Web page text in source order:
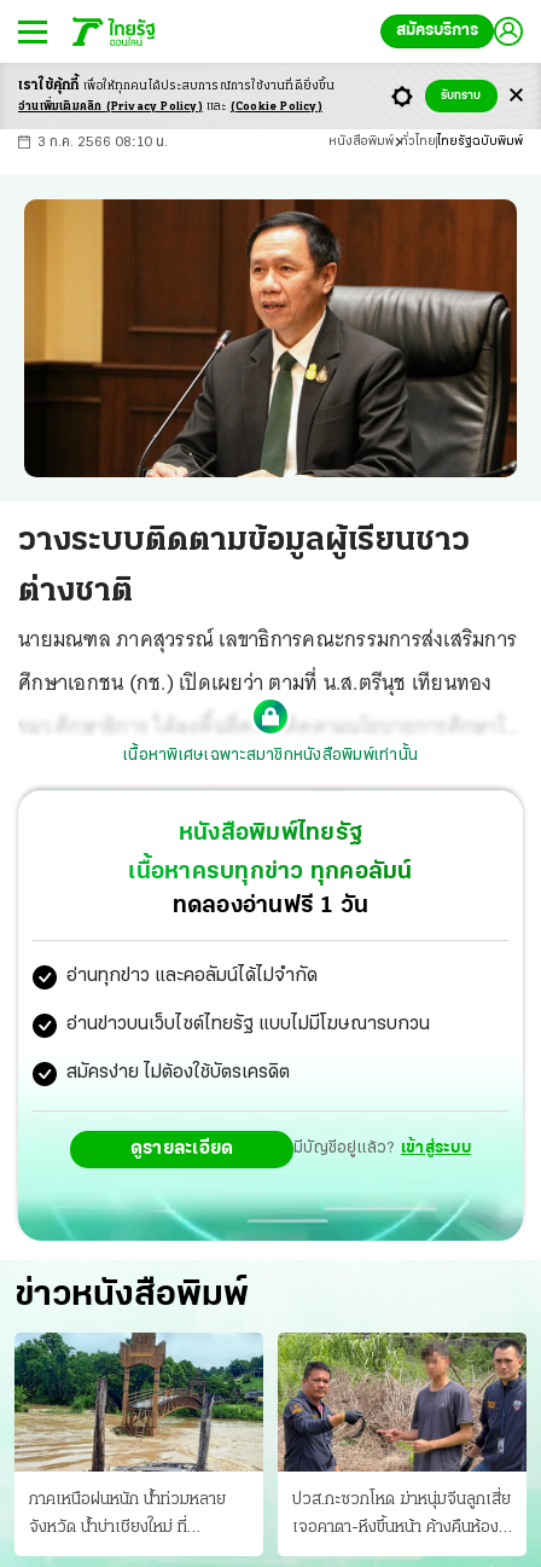
สมัครบริการ
-ก ก ก+
3 ก.ค. 2566 08:10 น. หนังสือพิมพ์ ทั่วไทย ไทยรัฐฉบับพิมพ์
วางระบบติดตามข้อมูลผู้เรียนชาว
ต่างชาติ
นายมณฑล ภาคสุวรรณ์ เลขาธิการคณะกรรมการส่งเสริมการ
ศึกษาเอกชน (กช.) เปิดเผยว่า ตามที่ น.ส.ตรีนุช เทียนทอง
รมว.ศึกษาธิการ ได้ลงพื้นที่ตรวจติดตามนโยบายการศึกษาใน
พื้นที่ต่างๆ ซึ่งพบข้อมูลว่าในจังหวัดท่องเที่ยวมีปัญหานักท่อง
เที่ยวต่างชาติได้ใช้ช่องทางจากการเรียนวิชาชีพในกลุ่ม
โรงเรียนเอกชนนอกระบบ เพื่อขอต่อวีซ่าในการอยู่
ประเทศไทยไปเรื่อยๆ ซึ่งปัญหาดังกล่าว อาจส่งผลต่อภัย
ความมั่นคงของประเทศนั้น ในประเด็นดังกล่าวสำนักงานคณะ
กรรมการการศึกษาเอกชน (สช.) ได้ตรวจสอบข้อมูลและ
ประสานกับหน่วยงานที่เกี่ยวข้องทั้งกระทรวงมหาดไทย และ
สำนักงานตำรวจตรวจคนเข้าเมือง (ตม.) มาตลอด ซึ่งหากมี
ข้อมูลที่ไม่ชอบมาพากลเราจะแจ้ง ตม.ให้ดำเนินการทันที ทั้งนี้
การดำเนินการเรื่องดังกล่าวที่ผ่านมาเมื่อมีชาวต่างชาติเข้ามา
สมัครเรียนตามหลักสูตรต่างๆของโรงเรียนเอกชนนอกระบบ
สช.จะดูข้อมูลจำนวนรับผู้เรียนให้มีความเหมาะสมต่อหลักสูต
รนั้นๆ พร้อมกับมีการรับรองว่ามีผู้มาสมัครเรียนในหลักสูตร
จริงจำนวนกี่คนจากนั้นจะส่งข้อมูลเหล่านี้ให้ ตม.ตรวจสอบต่อ
ไป
เนื้อหาพิเศษเฉพาะสมาชิกหนังสือพิมพ์เท่านั้น
หนังสือพิมพ์ไทยรัฐ
เนื้อหาครบทุกข่าว ทุกคอลัมน์
ทดลองอ่านฟรี 1 วัน
อ่านทุกข่าว และคอลัมน์ได้ไม่จำกัด
อ่านข่าวบนเว็บไซต์ไทยรัฐ แบบไม่มีโฆษณารบกวน
สมัครง่าย ไม่ต้องใช้บัตรเครดิต
ดูรายละเอียด มีบัญชีอยู่แล้ว? เข้าสู่ระบบ
ข่าวหนังสือพิมพ์
ภาคเหนือฝนหนัก น้ำท่วมหลาย
จังหวัด นํ้าบ่าเชียงใหม่ ที่
แม่ฮ่องสอน ซัดสะพานขาด
ปวส.กะซวกโหด ฆ่าหนุ่มจีนลูกเสี่ย
เจอคาตา-หึงขึ้นหน้า ค้างคืนห้อง
แฟนสาว
เราใช้คุ้กกี้ เพื่อให้ทุกคนได้ประสบการณ์การใช้งานที่ดียิ่งขึ้น
อ่านเพิ่มเติมคลิก (Privacy Policy) และ (Cookie Policy)
รับทราบ